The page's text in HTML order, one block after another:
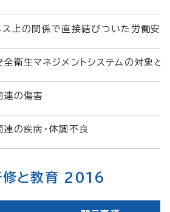
ス上の関係で直接結びついた労働安
全衛生マネジメントシステムの対象と
連の傷害
連の疾病・体調不良
と教育 2016